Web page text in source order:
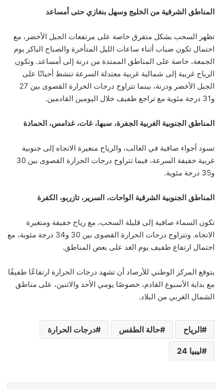
المناطق الشرقية من الخليج وسهل بنغازي حتى أمساعد
تظهر السحب بشكل متفرق خاصة على مرتفعات الجبل الأخضر، مع
احتمال تكون ضباب أثناء ساعات الليل المتأخرة والصباح الباكر يوم
الجمعة، خاصة على المناطق الممتدة من درنة إلى أمساعد. وتكون
الرياح غربية إلى شمالية غربية معتدلة السرعة تنشط أحيانًا على
الجبل الأخضر ودرنة، بينما تتراوح درجات الحرارة القصوى بين 27
و31 درجة مئوية مع تراجع طفيف خلال اليومين القادمين.
المناطق الجنوبية الغربية الجفرة، سبها، غات، غدامس، الحمادة
تسود أجواء صافية في الغالب، والرياح متغيرة الاتجاه إلى جنوبية
غربية خفيفة السرعة، فيما تتراوح درجات الحرارة القصوى بين 30
و35 درجة مئوية.
المناطق الجنوبية الشرقية الواحات، السرير، تازربو، الكفرة
تكون السماء صافية إلى قليلة السحب، مع رياح خفيفة ومتغيرة
الاتجاه. وتتراوح درجات الحرارة القصوى بين 30 و34 درجة مئوية، مع
احتمال ارتفاع طفيف يوم الغد على بعض المناطق.
يتوقع المركز الوطني للأرصاد أن تشهد درجات الحرارة ارتفاعًا طفيفًا
مع بداية الأسبوع القادم، خصوصًا يومي الأحد والاثنين، على مناطق
الشمال الغربي من البلاد.
الرياح حالة الطقس درجات الحرارة
ليبيا 24